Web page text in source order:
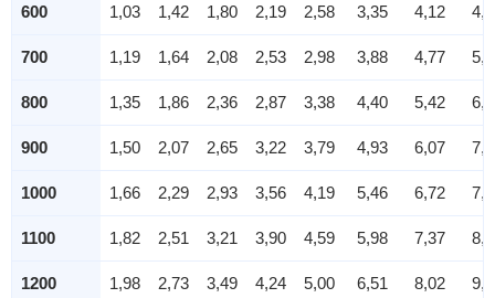
600 1,03 1,42 1,80 2,19 2,58 3,35 4,12
700 1,19 1,64 2,08 2,53 2,98 3,88 4,77
800 1,35 1,86 2,36 2,87 3,38 4,40 5,42
900 1,50 2,07 2,65 3,22 3,79 4,93 6,07
1000 1,66 2,29 2,93 3,56 4,19 5,46 6,72
1100 1,82 2,51 3,21 3,90 4,59 5,98 7,37
1200 1,98 2,73 3,49 4,24 5,00 6,51 8,02